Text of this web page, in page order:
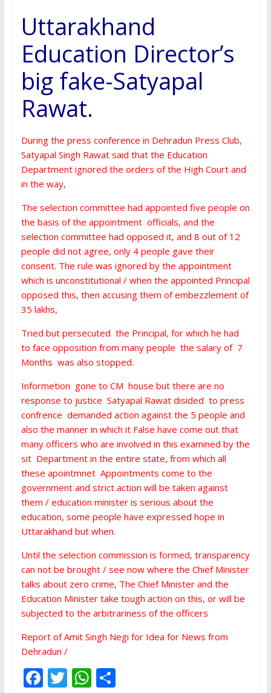
Uttarakhand
Education Director’s
big fake-Satyapal
Rawat.
During the press conference in Dehradun Press Club,
Satyapal Singh Rawat said that the Education
Department ignored the orders of the High Court and
in the way,
The selection committee had appointed five people on
the basis of the appointment officials, and the
selection committee had opposed it, and 8 out of 12
people did not agree, only 4 people gave their
consent. The rule was ignored by the appointment
which is unconstitutional / when the appointed Principal
opposed this, then accusing them of embezzlement of
35 lakhs,
Tried but persecuted the Principal, for which he had
to face opposition from many people the salary of 7
Months was also stopped.
Informetion gone to CM house but there are no
response to justice Satyapal Rawat disided to press
confrence demanded action against the 5 people and
also the manner in which it False have come out that
many officers who are involved in this examined by the
sit Department in the entire state, from which all
these apointmnet Appointments come to the
government and strict action will be taken against
them / education minister is serious about the
education, some people have expressed hope in
Uttarakhand but when.
Until the selection commission is formed, transparency
can not be brought / see now where the Chief Minister
talks about zero crime, The Chief Minister and the
Education Minister take tough action on this, or will be
subjected to the arbitrariness of the officers
Report of Amit Singh Negi for Idea for News from
Dehradun /
F T W S